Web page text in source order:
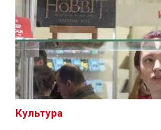
Культура